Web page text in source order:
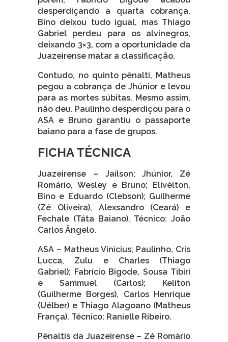
desperdiçando a quarta cobrança.
Bino deixou tudo igual, mas Thiago
Gabriel perdeu para os alvinegros,
deixando 3×3, com a oportunidade da
Juazeirense matar a classificação.
Contudo, no quinto pênalti, Matheus
pegou a cobrança de Jhúnior e levou
para as mortes súbitas. Mesmo assim,
não deu. Paulinho desperdiçou para o
ASA e Bruno garantiu o passaporte
baiano para a fase de grupos.
FICHA TÉCNICA
Juazeirense – Jaílson; Jhúnior, Zé
Romário, Wesley e Bruno; Elivélton,
Bino e Eduardo (Clebson); Guilherme
(Zé Oliveira), Alexsandro (Ceará) e
Fechale (Táta Baiano). Técnico: João
Carlos Ângelo.
ASA – Matheus Vinícius; Paulinho, Cris
Lucca, Zulu e Charles (Thiago
Gabriel); Fabrício Bigode, Sousa Tibiri
e Sammuel (Carlos); Keliton
(Guilherme Borges), Carlos Henrique
(Uélber) e Thiago Alagoano (Matheus
França). Técnico: Ranielle Ribeiro.
Pênaltis da Juazeirense – Zé Romário